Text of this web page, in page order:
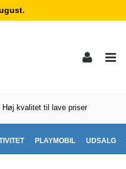
Høj kvalitet til lave priser
PLAYMOBIL UDSALG